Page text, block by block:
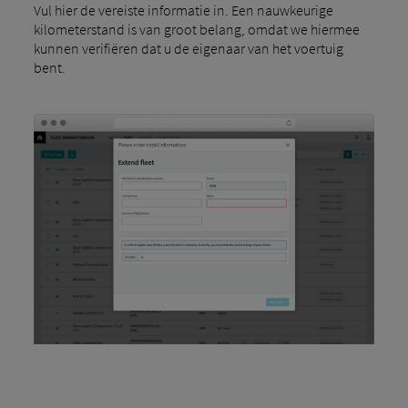
Vul hier de vereiste informatie in. Een nauwkeurige
kilometerstand is van groot belang, omdat we hiermee
kunnen verifiëren dat u de eigenaar van het voertuig
bent.